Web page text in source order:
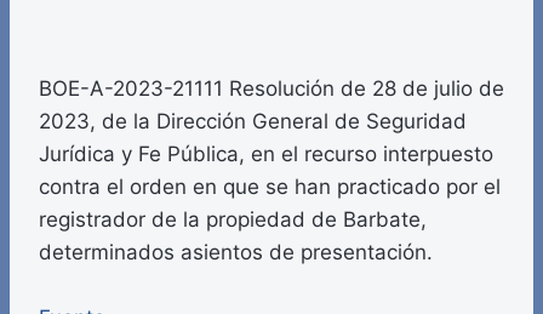
BOE-A-2023-21111 Resolución de 28 de julio de
2023, de la Dirección General de Seguridad
Jurídica y Fe Pública, en el recurso interpuesto
contra el orden en que se han practicado por el
registrador de la propiedad de Barbate,
determinados asientos de presentación.